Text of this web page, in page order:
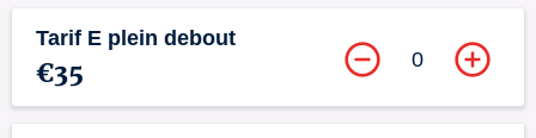
Tarif E plein debout
€35 0